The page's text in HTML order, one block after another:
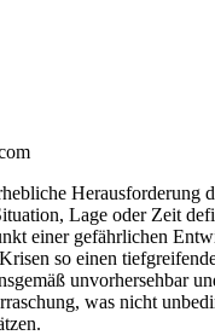
Herausforderung
Lage oder Zeit
einer gefährlichen
so einen
unvorhersehbar
was nicht